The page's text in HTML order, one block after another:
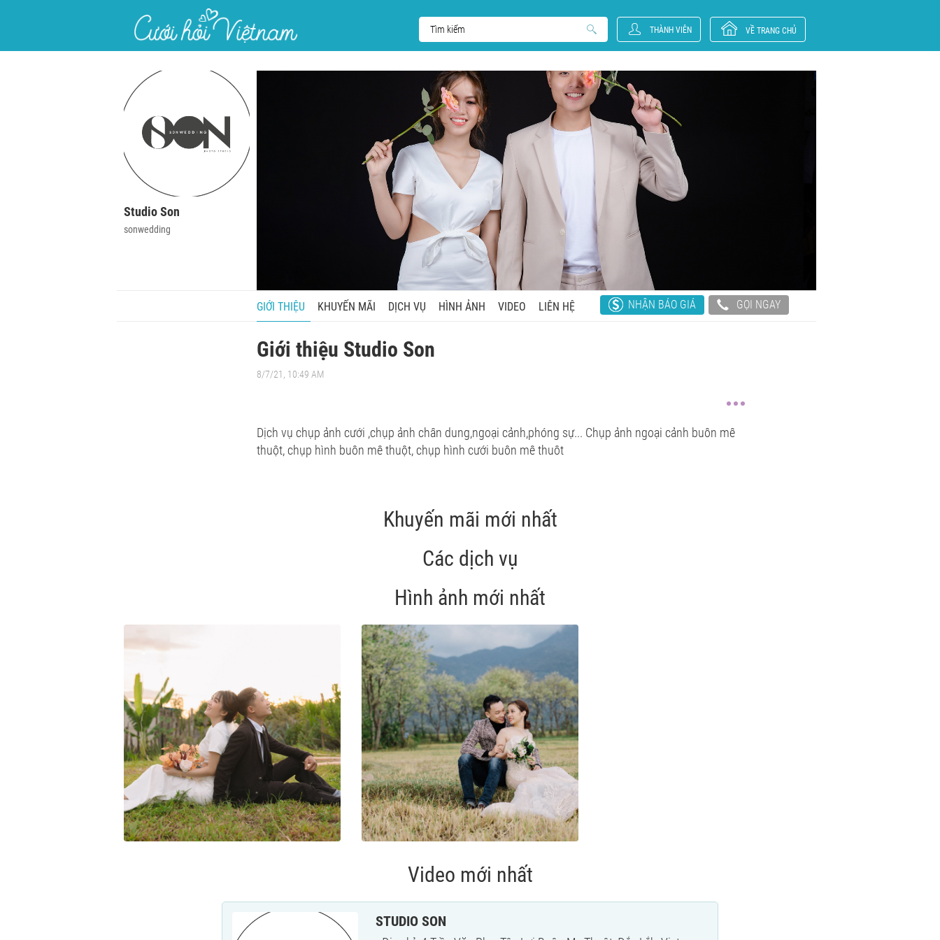
THÀNH VIÊN VỀ TRANG CHỦ
Studio Son
sonwedding
GIỚI THIỆU KHUYẾN MÃI DỊCH VỤ HÌNH ẢNH VIDEO LIÊN HỆ NHẬN BÁO GIÁ GỌI NGAY
Giới thiệu Studio Son
8/7/21, 10:49 AM
Dịch vụ chụp ảnh cưới ,chụp ảnh chân dung,ngoại cảnh,phóng sự... Chụp ảnh ngoại cảnh buôn mê
thuột, chụp hình buôn mê thuột, chụp hình cưới buôn mê thuôt
Khuyến mãi mới nhất
Các dịch vụ
Hình ảnh mới nhất
Video mới nhất
STUDIO SON